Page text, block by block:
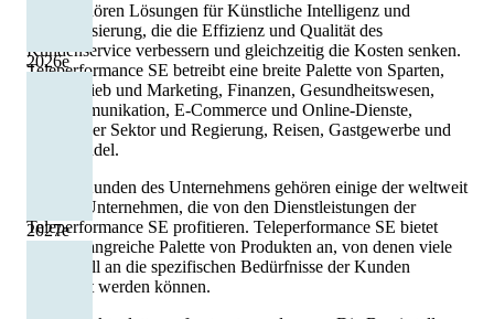
2026e
2027e
Dazu gehören Lösungen für Künstliche Intelligenz und
Automatisierung, die die Effizienz und Qualität des
Kundenservice verbessern und gleichzeitig die Kosten senken.
Teleperformance SE betreibt eine breite Palette von Sparten,
wie Vertrieb und Marketing, Finanzen, Gesundheitswesen,
Telekommunikation, E-Commerce und Online-Dienste,
öffentlicher Sektor und Regierung, Reisen, Gastgewerbe und
Detailhandel.
Zu den Kunden des Unternehmens gehören einige der weltweit
größten Unternehmen, die von den Dienstleistungen der
Teleperformance SE profitieren. Teleperformance SE bietet
eine umfangreiche Palette von Produkten an, von denen viele
individuell an die spezifischen Bedürfnisse der Kunden
angepasst werden können.